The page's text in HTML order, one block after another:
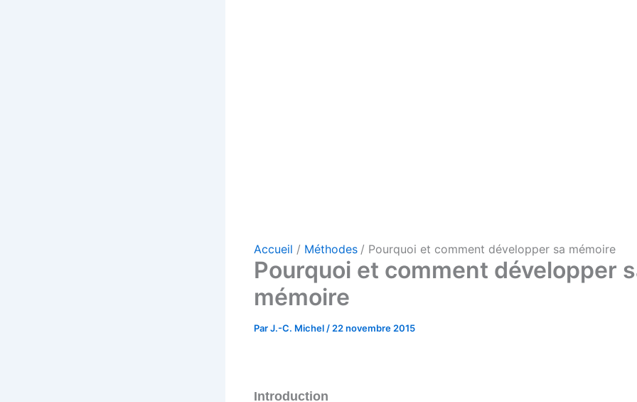
Accueil Méthodes Pourquoi et comment développer sa mémoire
Pourquoi et comment développer
mémoire
ParJ.-C. Michel / 22 novembre 2015
Introduction